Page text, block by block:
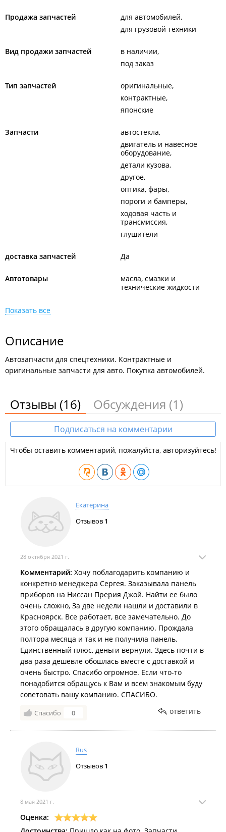
Продажа запчастей
для автомобилей
для грузовой техники
Вид продажи запчастей
в наличии
под заказ
Тип запчастей
оригинальные
контрактные
японские
Запчасти
автостекла
двигатель и навесное
оборудование
детали кузова
другое
оптика, фары
пороги и бамперы
ходовая часть и
трансмиссия
глушители
доставка запчастей Да
Автотовары
масла, смазки и
технические жидкости
Показать все
Описание
Автозапчасти для спецтехники. Контрактные и
оригинальные запчасти для авто. Покупка автомобилей.
Отзывы (16) Обсуждения (1)
Подписаться на комментарии
Чтобы оставить комментарий, пожалуйста, авторизуйтесь!
Екатерина
Отзывов 1
28 октября 2021 г.
Комментарий: Хочу поблагодарить компанию и
конкретно менеджера Сергея. Заказывала панель
приборов на Ниссан Прерия Джой. Найти ее было
очень сложно, За две недели нашли и доставили в
Красноярск. Все работает, все замечательно. До
этого обращалась в другую компанию. Прождала
полтора месяца и так и не получила панель.
Единственный плюс, деньги вернули. Здесь почти в
два раза дешевле обошлась вместе с доставкой и
очень быстро. Спасибо огромное. Если что-то
понадобится обращусь к Вам и всем знакомым буду
советовать вашу компанию. СПАСИБО.
Спасибо 0 ответить
Rus
Отзывов 1
8 мая 2021 г.
Оценка: